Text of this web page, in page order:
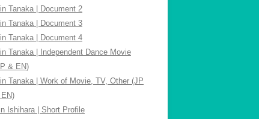
Tanaka | Document 2
Tanaka | Document 3
Tanaka | Document 4
Tanaka | Independent Dance Movie
& EN)
Tanaka | Work of Movie, TV, Other (JP
Ishihara | Short Profile